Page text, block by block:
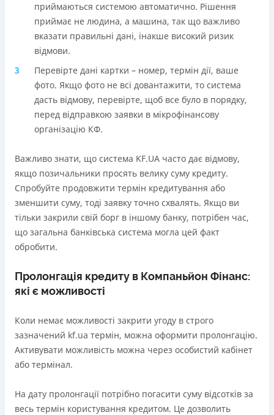
приймаються системою автоматично. Рішення
приймає не людина, а машина, так що важливо
вказати правильні дані, інакше високий ризик
відмови.
Перевірте дані картки – номер, термін дії, ваше
фото. Якщо фото не всі довантажити, то система
дасть відмову, перевірте, щоб все було в порядку,
перед відправкою заявки в мікрофінансову
організацію КФ.
Важливо знати, що система KF.UA часто дає відмову,
якщо позичальники просять велику суму кредиту.
Спробуйте продовжити термін кредитування або
зменшити суму, тоді заявку точно схвалять. Якщо ви
тільки закрили свій борг в іншому банку, потрібен час,
що загальна банківська система могла цей факт
обробити.
Пролонгація кредиту в Компаньйон Фінанс:
які є можливості
Коли немає можливості закрити угоду в строго
зазначений kf.ua термін, можна оформити пролонгацію.
Активувати можливість можна через особистий кабінет
або термінал.
На дату пролонгації потрібно погасити суму відсотків за
весь термін користування кредитом. Це дозволить